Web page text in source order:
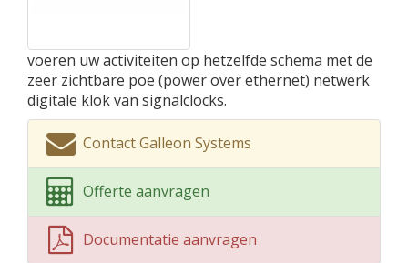
voeren uw activiteiten op hetzelfde schema met de
zeer zichtbare poe (power over ethernet) netwerk
digitale klok van signalclocks.
Contact Galleon Systems
Offerte aanvragen
Documentatie aanvragen